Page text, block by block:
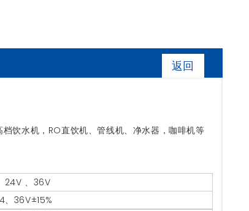
返回
饮水机，RO直饮机、管线机、净水器，咖啡机等
24V 、36V
、36V±15%